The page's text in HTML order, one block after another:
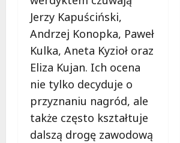
Jerzy Kapuściński,
Andrzej Konopka, Paweł
Kulka, Aneta Kyzioł oraz
Eliza Kujan. Ich ocena
nie tylko decyduje o
przyznaniu nagród, ale
także często kształtuje
dalszą drogę zawodową